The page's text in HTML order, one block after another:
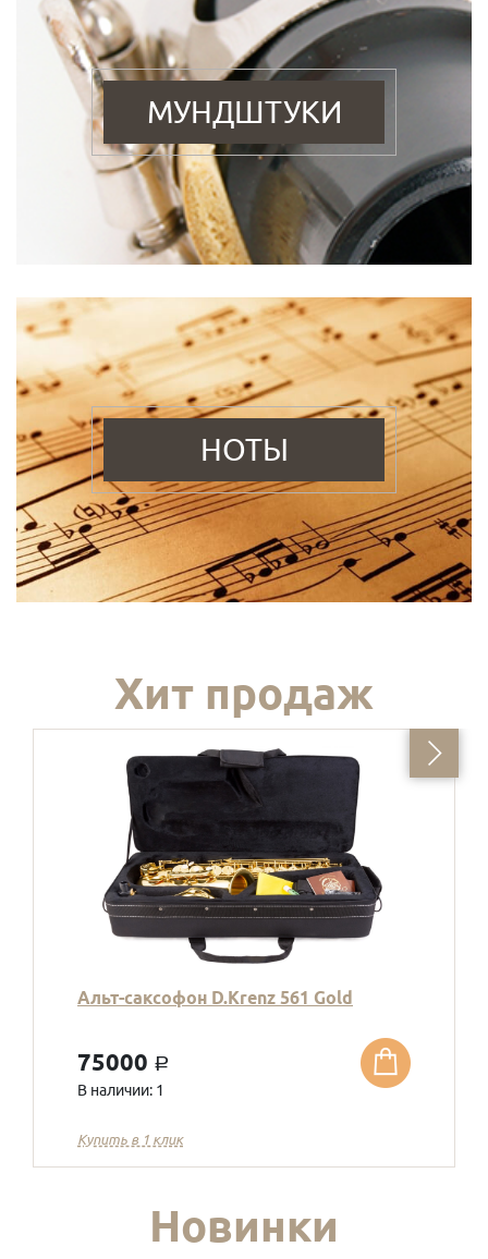
МУНДШТУКИ
НОТЫ
Хит продаж
Альт-саксофон D.Krenz 561 Gold
75000 a
В наличии: 1
Купить в 1 клик
Новинки